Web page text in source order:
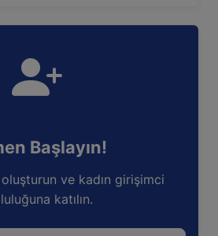
Başlayın!
ve kadın girişimci
katılın.